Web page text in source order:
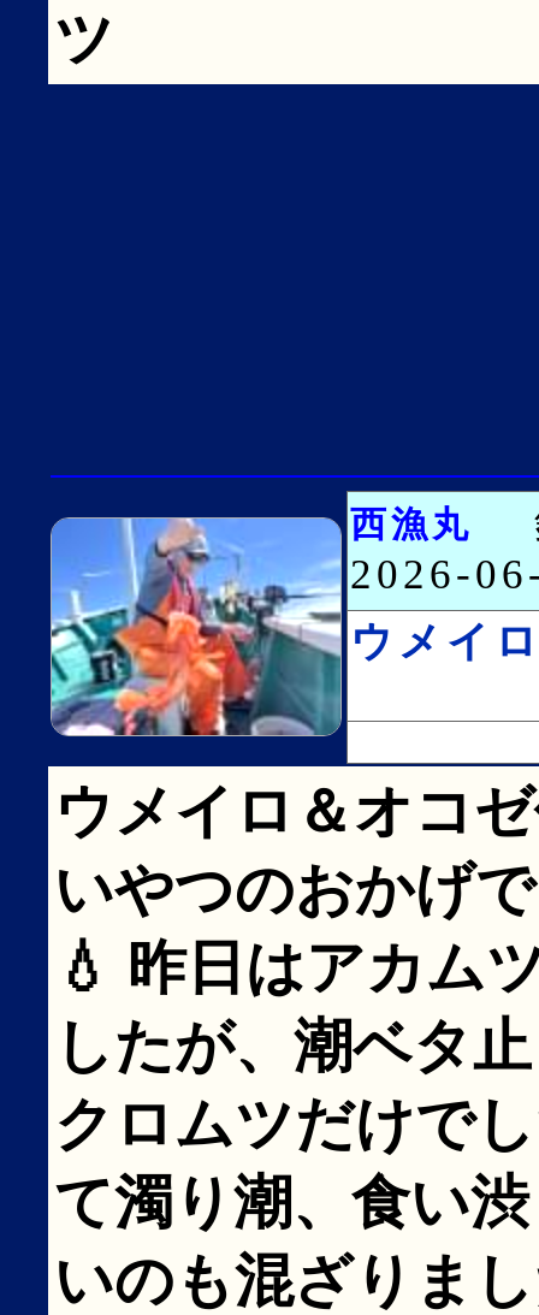
ツ
西漁丸
2026-
ウメイ
ウメイロ＆オコ
いやつのおかげ
💧 昨日はアカム
したが、潮ベタ
クロムツだけで
て濁り潮、食い
いのも混ざりま